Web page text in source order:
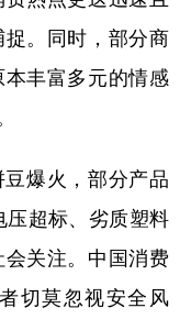
。同时，部分商
丰富多元的情感
爆火，部分产品
超标、劣质塑料
关注。中国消费
切莫忽视安全风